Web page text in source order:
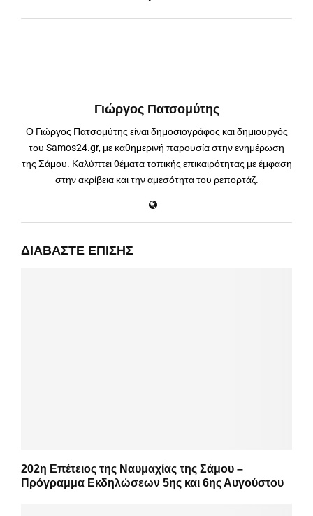
Γιώργος Πατσομύτης
Ο Γιώργος Πατσομύτης είναι δημοσιογράφος και δημιουργός
του Samos24.gr, με καθημερινή παρουσία στην ενημέρωση
της Σάμου. Καλύπτει θέματα τοπικής επικαιρότητας με έμφαση
στην ακρίβεια και την αμεσότητα του ρεπορτάζ.
ΔΙΑΒΆΣΤΕ ΕΠΊΣΗΣ
202η Επέτειος της Ναυμαχίας της Σάμου –
Πρόγραμμα Εκδηλώσεων 5ης και 6ης Αυγούστου